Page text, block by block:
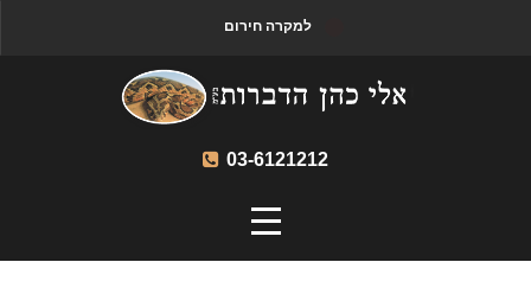
03-6121212
למקרה חירום